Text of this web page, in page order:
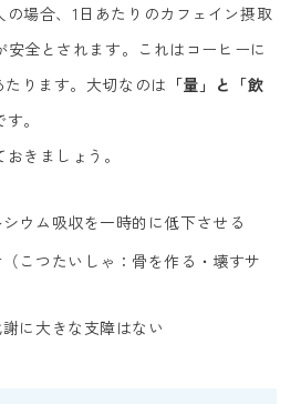
の場合、1日あたりのカフェイン摂取
全とされます。これはコーヒーに
ります。大切なのは 「量」と「飲
。
きましょう。
ウム吸収を一時的に低下させる
こつたいしゃ：骨を作る・壊すサ
に大きな支障はない